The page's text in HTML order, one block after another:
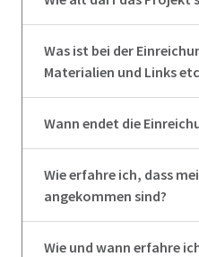
Was ist bei der
Materialien und Links
Wann endet die
Wie erfahre ich, dass
angekommen sind?
Wie und wann erfahre